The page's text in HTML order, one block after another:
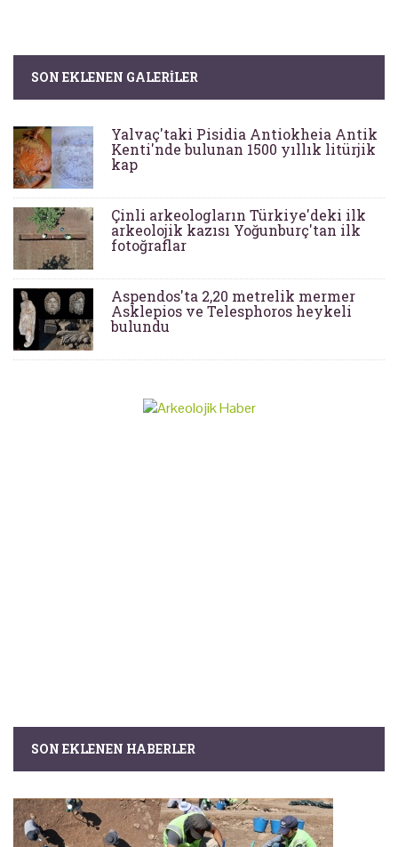
SON EKLENEN GALERILER
Yalvaç'taki Pisidia Antiokheia Antik
Kenti'nde bulunan 1500 yıllık litürjik
kap
Çinli arkeologların Türkiye'deki ilk
arkeolojik kazısı Yoğunburç'tan ilk
fotoğraflar
Aspendos'ta 2,20 metrelik mermer
Asklepios ve Telesphoros heykeli
bulundu
SON EKLENEN HABERLER